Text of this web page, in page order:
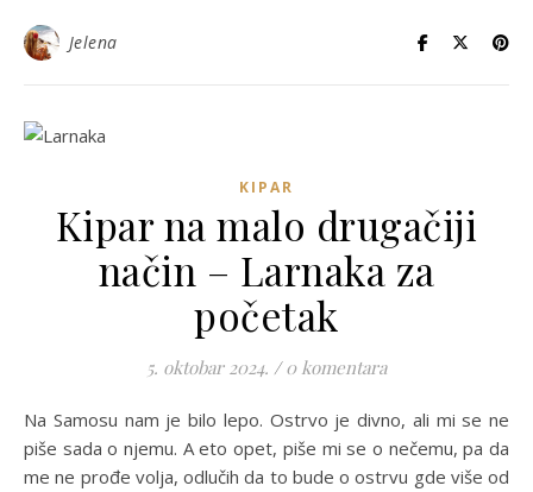
Jelena
KIPAR
Kipar na malo drugačiji
način – Larnaka za
početak
5. oktobar 2024. / 0 komentara
Na Samosu nam je bilo lepo. Ostrvo je divno, ali mi se ne
piše sada o njemu. A eto opet, piše mi se o nečemu, pa da
me ne prođe volja, odlučih da to bude o ostrvu gde više od